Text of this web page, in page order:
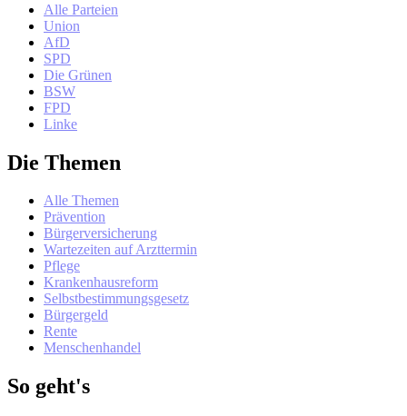
Alle Parteien
Union
AfD
SPD
Die Grünen
BSW
FPD
Linke
Die Themen
Alle Themen
Prävention
Bürgerversicherung
Wartezeiten auf Arzttermin
Pflege
Krankenhausreform
Selbstbestimmungsgesetz
Bürgergeld
Rente
Menschenhandel
So geht's